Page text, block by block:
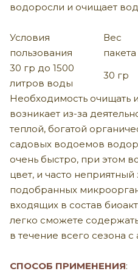
водоросли и очищает
Условия
пользования
Вес
пакета
30 гр до 1500
литров воды
30 гр
Необходимость очищать
возникает из-за
теплой, богатой
садовых водоемов
очень быстро, при этом
цвет, и часто
подобранных
входящих в состав
легко сможете
в течение всего сезона с
СПОСОБ ПРИМЕНЕНИЯ: